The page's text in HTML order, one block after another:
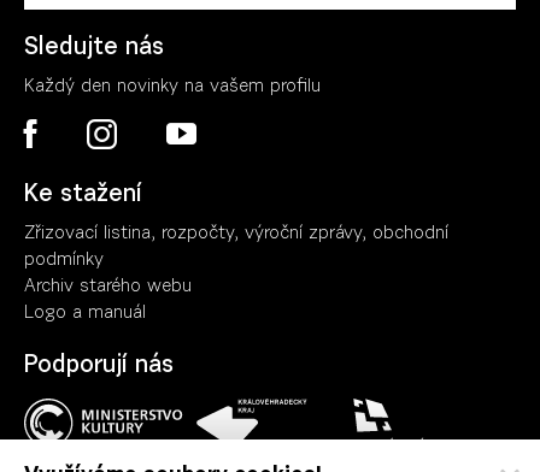
Sledujte nás
Každý den novinky na vašem profilu
Ke stažení
Zřizovací listina, rozpočty, výroční zprávy, obchodní
podmínky
Archiv starého webu
Logo a manuál
Podporují nás